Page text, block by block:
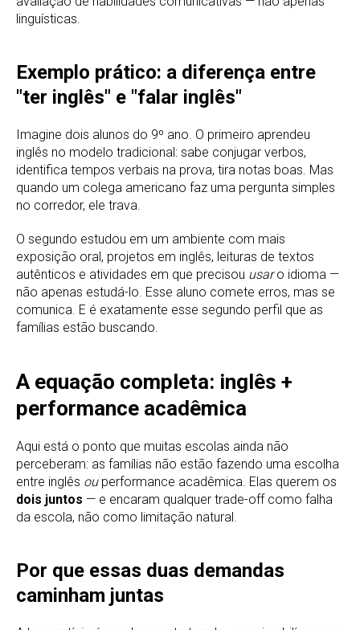
linguísticas.
Exemplo prático: a diferença entre
"ter inglês" e "falar inglês"
Imagine dois alunos do 9º ano. O primeiro aprendeu
inglês no modelo tradicional: sabe conjugar verbos,
identifica tempos verbais na prova, tira notas boas. Mas
quando um colega americano faz uma pergunta simples
no corredor, ele trava.
O segundo estudou em um ambiente com mais
exposição oral, projetos em inglês, leituras de textos
autênticos e atividades em que precisou usaro idioma —
não apenas estudá-lo. Esse aluno comete erros, mas se
comunica. E é exatamente esse segundo perfil que as
famílias estão buscando.
A equação completa: inglês +
performance acadêmica
Aqui está o ponto que muitas escolas ainda não
perceberam: as famílias não estão fazendo uma escolha
entre inglês ouperformance acadêmica. Elas querem os
dois juntos — e encaram qualquer trade-off como falha
da escola, não como limitação natural.
Por que essas duas demandas
caminham juntas